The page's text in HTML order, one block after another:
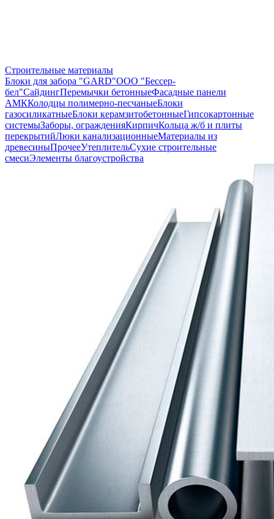
Строительные материалы
Блоки для забора "GARD"ООО "Бессер-
бел"СайдингПеремычки бетонныеФасадные панели
АМККолодцы полимерно-песчаныеБлоки
газосиликатныеБлоки керамзитобетонныеГипсокартонные
системыЗаборы, огражденияКирпичКольца ж/б и плиты
перекрытийЛюки канализационныеМатериалы из
древесиныПрочееУтеплительСухие строительные
смесиЭлементы благоустройства